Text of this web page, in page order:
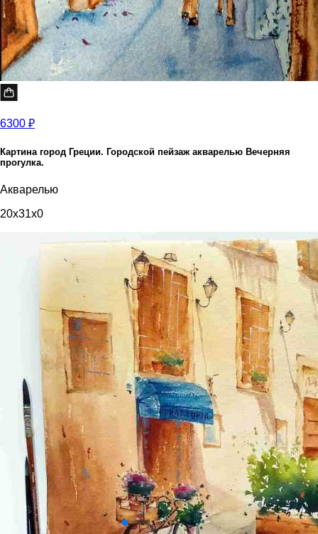
6300 ₽
Картина город Греции. Городской пейзаж акварелью Вечерняя
прогулка.
Акварелью
20x31x0